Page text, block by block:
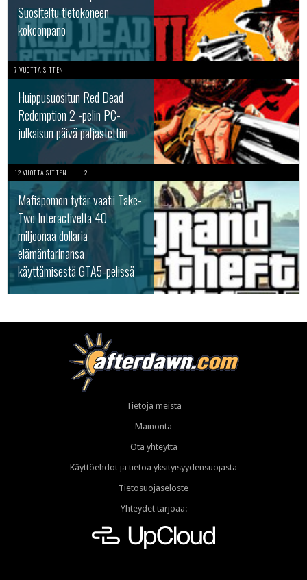
Suositeltu tietokoneen
kokoonpano
7 VUOTTA SITTEN
Huippusuositun Red Dead
Redemption 2 -pelin PC-
julkaisun päivä paljastettiin
12 VUOTTA SITTEN 2
Mafiapomon tytär vaatii Take-
Two Interactivelta 40
miljoonaa dollaria
elämäntarinansa
käyttämisestä GTA5-pelissä
Tietoja meistä
Mainonta
Ota yhteyttä
Käyttöehdot ja tietoa yksityisyydensuojasta
Tietosuojaseloste
Yhteydet tarjoaa: